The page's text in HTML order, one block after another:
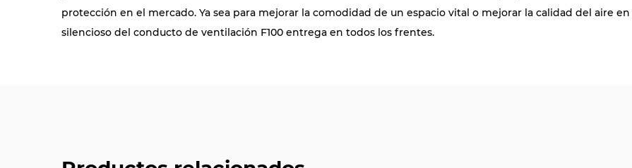
protección en el mercado. Ya sea para mejorar la comodidad de un espacio vital o mejorar la calidad del aire
silencioso del conducto de ventilación F100 entrega en todos los frentes.